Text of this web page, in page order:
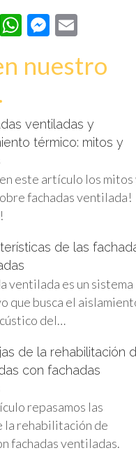
Twitter
WhatsApp
nuestro
ventiladas y
térmico: mitos y
este artículo los mitos
fachadas ventilada!
de las
ventilada es un sistema
que busca el
del…
de la rehabilitación
con fachadas
repasamos las
la rehabilitación de
fachadas ventiladas.